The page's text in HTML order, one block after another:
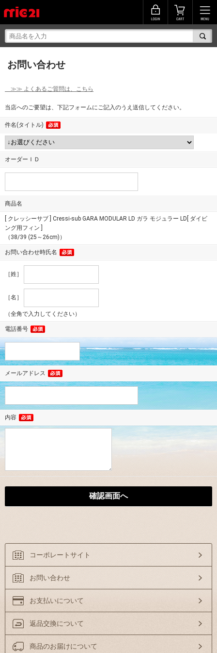
お問い合わせ
≫≫ よくあるご質問は、こちら
当店へのご要望は、下記フォームにご記入のうえ送信してください。
件名(タイトル)
オーダーＩＤ
商品名
[ クレッシーサブ ] Cressi-sub GARA MODULAR LD ガラ モジュラー LD[ ダイビ
ング用フィン ]
（38/39 (25～26cm)）
お問い合わせ時氏名
［姓］
［名］
（全角で入力してください）
電話番号
メールアドレス
内容
コーポレートサイト
お問い合わせ
お支払いについて
返品交換について
商品のお届けについて